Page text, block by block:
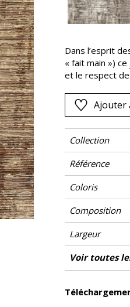
Dans l’esprit
« fait main »)
et le respect
trois versions
Ajouter
Collection
Référence
Coloris
Composition
Largeur
Hauteur
Poids g/m²
Description
Entretien
Pose colle
Dépose
Norme COV
ASTME84
Norme
Pays d'origine
Voir toutes